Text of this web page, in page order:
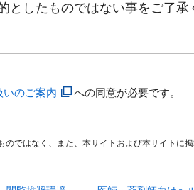
したものではない事をご了承
いのご案内 への同意が必要です。
ではなく、また、本サイトおよび本サイトに